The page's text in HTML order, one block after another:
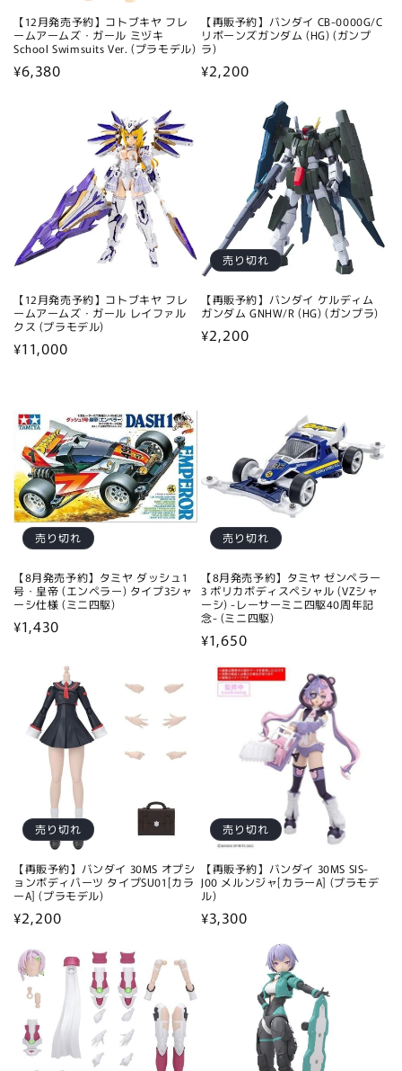
【12月発売予約】コトブキヤ フレ
ームアームズ・ガール ミヅキ
School Swimsuits Ver. (プラモデル)
通
¥6,380
【再販予約】バンダイ CB-0000G/C
リボーンズガンダム (HG) (ガンプ
ラ)
通
¥2,200
【12月発売予約】コトブキヤ フレ
ームアームズ・ガール レイファル
クス (プラモデル)
通
格
¥11,000
売り切れ
【再販予約】バンダイ ケルディム
ガンダム GNHW/R (HG) (ガンプラ)
通
¥2,200
売り切れ
【8月発売予約】タミヤ ダッシュ1
号・皇帝 (エンペラー) タイプ3シャ
ーシ仕様 (ミニ四駆)
通
¥1,430
売り切れ
【8月発売予約】タミヤ ゼンペラー
3 ポリカボディスペシャル (VZシャ
ーシ) -レーサーミニ四駆40周年記
念- (ミニ四駆)
通
¥1,650
売り切れ
【再販予約】バンダイ 30MS オプシ
ョンボディパーツ タイプSU01[カラ
ーA] (プラモデル)
通
価
格
¥2,200
売り切れ
【再販予約】バンダイ 30MS SIS-
J00 メルンジャ[カラーA] (プラモデ
ル)
通
¥3,300